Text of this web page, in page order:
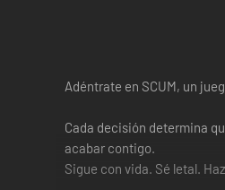
Adéntrate en SCUM, un
Cada decisión determina
acabar contigo.
Sigue con vida. Sé letal.